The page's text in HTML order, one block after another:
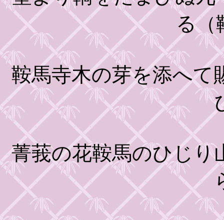
る（
鞍馬寺木の芽を添へて
菁莪の花鞍馬のひじり